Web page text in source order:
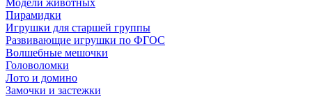
Модели животных
Пирамидки
Игрушки для старшей группы
Развивающие игрушки по ФГОС
Волшебные мешочки
Головоломки
Лото и домино
Замочки и застежки